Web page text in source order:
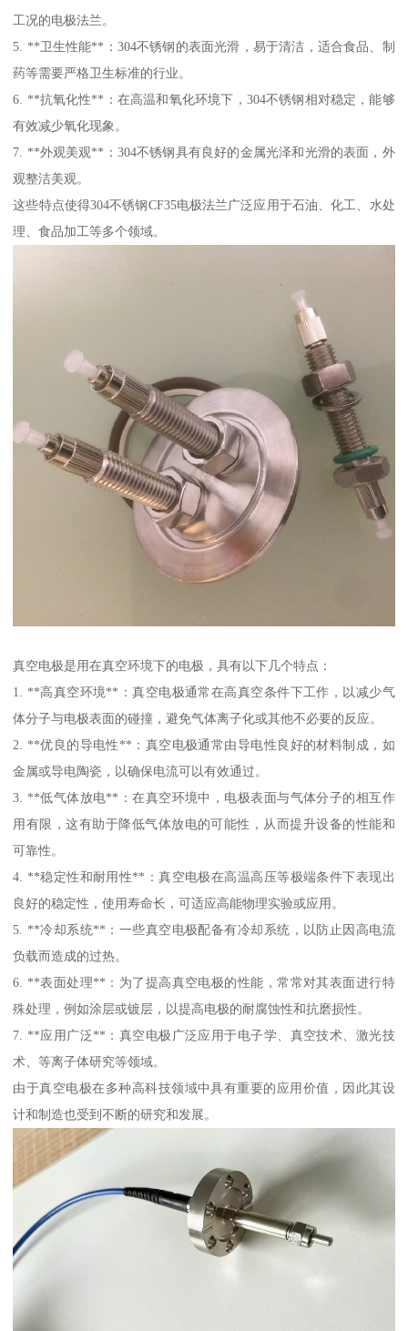
工况的电极法兰。
5. **卫生性能**：304不锈钢的表面光滑，易于清洁，适合食品、制
药等需要严格卫生标准的行业。
6. **抗氧化性**：在高温和氧化环境下，304不锈钢相对稳定，能够
有效减少氧化现象。
7. **外观美观**：304不锈钢具有良好的金属光泽和光滑的表面，外
观整洁美观。
这些特点使得304不锈钢CF35电极法兰广泛应用于石油、化工、水处
理、食品加工等多个领域。
真空电极是用在真空环境下的电极，具有以下几个特点：
1. **高真空环境**：真空电极通常在高真空条件下工作，以减少气
体分子与电极表面的碰撞，避免气体离子化或其他不必要的反应。
2. **优良的导电性**：真空电极通常由导电性良好的材料制成，如
金属或导电陶瓷，以确保电流可以有效通过。
3. **低气体放电**：在真空环境中，电极表面与气体分子的相互作
用有限，这有助于降低气体放电的可能性，从而提升设备的性能和
可靠性。
4. **稳定性和耐用性**：真空电极在高温高压等极端条件下表现出
良好的稳定性，使用寿命长，可适应高能物理实验或应用。
5. **冷却系统**：一些真空电极配备有冷却系统，以防止因高电流
负载而造成的过热。
6. **表面处理**：为了提高真空电极的性能，常常对其表面进行特
殊处理，例如涂层或镀层，以提高电极的耐腐蚀性和抗磨损性。
7. **应用广泛**：真空电极广泛应用于电子学、真空技术、激光技
术、等离子体研究等领域。
由于真空电极在多种高科技领域中具有重要的应用价值，因此其设
计和制造也受到不断的研究和发展。